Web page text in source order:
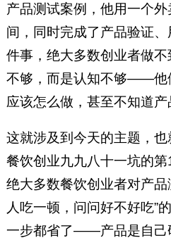
产品测试案例，他用一个
间，同时完成了产品验证
件事，绝大多数创业者做
不够，而是认知不够——他
应该怎么做，甚至不知道产
这就涉及到今天的主题，也
餐饮创业九九八十一坑的第
绝大多数餐饮创业者对产
人吃一顿，问问好不好吃”
一步都省了——产品是自己